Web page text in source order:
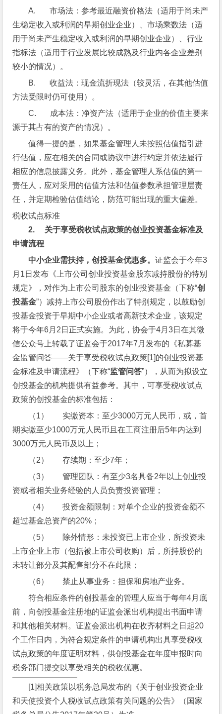
A.       市场法：参考最近融资价格法（适用于尚未产
生稳定收入或利润的早期创业企业）、市场乘数法（适
用于尚未产生稳定收入或利润的早期创业企业）、行业
指标法（适用于行业发展比较成熟及行业内各企业差别
较小的情况）。
B.       收益法：现金流折现法（较灵活，在其他估值
方法受限时仍可使用）。
C.       成本法：净资产法（适用于企业的价值主要来
源于其占有的资产的情况）。
值得一提的是，如果基金管理人未按照估值指引进
行估值，应在相关的合同或协议中进行约定并依法履行
相应的信息披露义务。此外，基金管理人系估值的第一
责任人，应对采用的估值方法和估值参数承担管理层责
任，并定期检验估值结论，防范可能出现的重大偏差。
税收试点标准
2. 关于享受税收试点政策的创业投资基金标准及
申请流程
中小企业需扶持，创投基金优惠多。证监会于今年3
月1日发布《上市公司创业投资基金股东减持股份的特别
规定》，对作为上市公司股东的创业投资基金（下称“创
投基金”）减持上市公司股份作出了特别规定，以鼓励创
投基金投资于早期中小企业或者高新技术企业，该规定
将于今年6月2日正式实施。为此，协会于4月3日在其微
信公众号上转载了证监会于2017年7月发布的《私募基
金监管问答——关于享受税收试点政策[1]的创业投资基
金标准及申请流程》（下称“监管问答”），从而为拟设立
创投基金的机构提供有益参考。其中，可享受税收试点
政策的创投基金的标准包括：
（1）       实缴资本：至少3000万元人民币，或，首
期实缴至少1000万元人民币且在工商注册后5年内达到
3000万元人民币及以上；
（2）       存续期：至少7年；
（3）       管理团队：有至少3名具备2年以上创业投
资或者相关业务经验的人员负责投资管理；
（4）       投资金额限制：对单个企业的投资金额不
超过基金总资产的20%；
（5）       除外情形：未投资已上市企业，所投资未
上市企业上市（包括被上市公司收购）后，所持股份的
未转让部分及其配售部分不在此限；
（6）       禁止从事业务：担保和房地产业务。
符合相应条件的创投基金的管理人应当于每年4月底
前，向创投基金注册地的证监会派出机构提出书面申请
和其他相关材料。证监会派出机构在收齐材料之日起20
个工作日内，为符合规定条件的申请机构出具享受税收
试点政策的年度证明材料，供创投基金在年度申报时向
税务部门提交以享受相关的税收优惠。
[1]相关政策以税务总局发布的《关于创业投资企业
和天使投资个人税收试点政策有关问题的公告》（国家